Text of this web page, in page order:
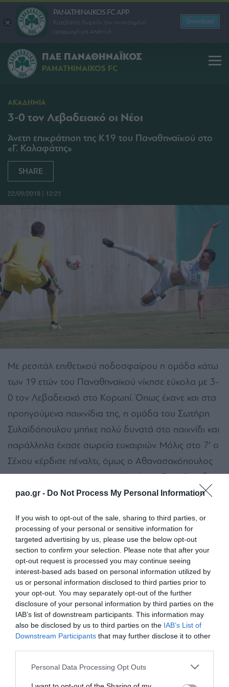
pao.gr - Do Not Process My Personal Information
If you wish to opt-out of the sale, sharing to third parties, or
processing of your personal or sensitive information for
targeted advertising by us, please use the below opt-out
section to confirm your selection. Please note that after your
opt-out request is processed you may continue seeing
interest-based ads based on personal information utilized by
us or personal information disclosed to third parties prior to
your opt-out. You may separately opt-out of the further
disclosure of your personal information by third parties on the
IAB’s list of downstream participants. This information may
also be disclosed by us to third parties on the IAB’s List of
Downstream Participants that may further disclose it to other
Please note that this website/app uses one or more Google
Personal Data Processing Opt Outs
PANATHINAIKOS FC APP
Κατεβάστε δωρεάν την ανανεωμένη
εφαρμογή για Android
Download
ΠΑΕ ΠΑΝΑΘΗΝΑΪΚΟΣ
PANATHINAIKOS FC
ΑΚΑΔΗΜΙΑ
3-0 τον Λεβαδειακό οι Νέοι
Άνετη επικράτηση της Κ19 του Παναθηναϊκού στο
«Γ. Καλαφάτης»
SHARE
22/09/2018 | 12:21
Με ρεσιτάλ επιθετικού ποδοσφαίρου η ομάδα κάτω
των 19 ετών του Παναθηναϊκού νίκησε εύκολα με 3-
0 τον Λεβαδειακό στο Κορωπί. Όπως έκανε και στα
προηγούμενα παιχνίδια της, η ομάδα του Σωτήρη
Συλαϊδόπουλου μπήκε πολύ δυνατά στο παιχνίδι και
παράλληλα έχασε σωρεία ευκαιριών. Μόλις στο 7′ ο
Σέχου κέρδισε πέναλτι, όμως ο Αθανασακόπουλος
αστόχησε στέλνοντας τη μπάλα άουτ. Στο 19′ ο ίδιος
παίκτης σούταρε έξω από την περιοχή άουτ, όπως
λεπτό ο Σέχου πέρασε κάθετη πάσα στον
Αθανασακόπουλο το πλασέ του οποίου έφυγε
σύρριζα άουτ. Το ημίχρονο έκλεισε με τελευταία
ευκαιρία του Παναθηναϊκού στο 41′ από την
κεφαλιά του Αθανασακόπουλου που απόκρουσε ο
τερματοφύλακας του Λεβαδειακού.
Οι αλλαγές του Συλαϊδόπουλου σε πρόσωπα και
σύστημα (με τρεις κεντρικούς αμυντικούς από ένα
τόπο. Πρώτα χάθηκαν ακόμα δύο ευκαιρίες για γκολ